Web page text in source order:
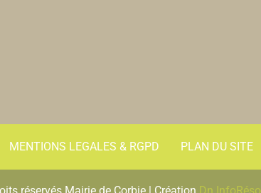
MENTIONS LEGALES & RGPD PLAN DU SITE
réservés Mairie de Corbie | Création Dn InfoRéso